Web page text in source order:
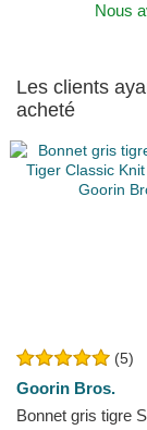
Nous
Les clients
acheté
(5)
Goorin Bros.
Bonnet gris tigre